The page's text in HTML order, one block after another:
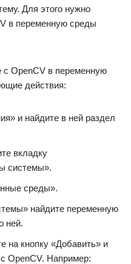
Для этого нужно
в переменную среды
с OpenCV в переменную
действия:
и найдите в ней раздел
вкладку
системы».
среды».
найдите переменную
ней.
на кнопку «Добавить» и
OpenCV. Например: